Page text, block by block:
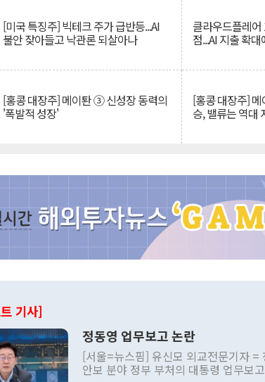
[미국 특징주] 빅테크 주가 급반등...AI
불안 잦아들고 낙관론 되살아나
클라우드플레
점...AI 지출 확
[홍콩 대장주] 메이퇀 ③ 신성장 동력의
'폭발적 성장'
[홍콩 대장주]
승, 밸류는 역대
기사]
정동영 업무보고 논란
[서울=뉴스핌] 유신모 외교전문기자 =
안보 분야 정부 부처의 대통령 업무보